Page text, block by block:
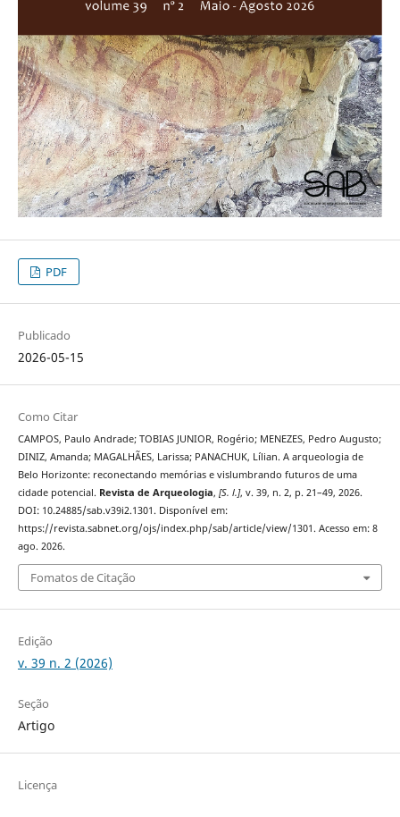
PDF
Publicado
2026-05-15
Como Citar
CAMPOS, Paulo Andrade; TOBIAS JUNIOR, Rogério; MENEZES, Pedro Augusto;
DINIZ, Amanda; MAGALHÃES, Larissa; PANACHUK, Lílian. A arqueologia de
Belo Horizonte: reconectando memórias e vislumbrando futuros de uma
cidade potencial. Revista de Arqueologia, [S. l.], v. 39, n. 2, p. 21–49, 2026.
DOI: 10.24885/sab.v39i2.1301. Disponível em:
https://revista.sabnet.org/ojs/index.php/sab/article/view/1301. Acesso em: 8
ago. 2026.
Fomatos de Citação
Edição
v. 39 n. 2 (2026)
Seção
Artigo
Licença